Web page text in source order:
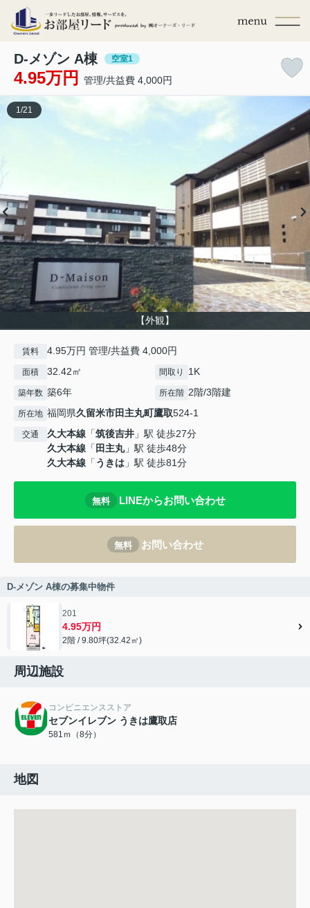
D-メゾン A棟 空室1
4.95万円 管理/共益費 4,000円
【外観】
1 /21
賃料 4.95万円 管理/共益費 4,000円
面積 32.42㎡ 間取り 1K
築年数 築6年 所在階 2階/3階建
所在地 福岡県久留米市田主丸町鷹取524-1
交通 久大本線 「筑後吉井 」駅 徒歩27分
久大本線 「 田主丸」駅 徒歩48分
久大本線 「 うきは 」駅 徒歩81分
無料 LINEからお問い合わせ
無料 お問い合わせ
D-メゾン A棟の募集中物件
201
4.95万円
2階 / 9.80坪(32.42㎡)
周辺施設
コンビニエンスストア
セブンイレブン うきは鷹取店
581ｍ（8分）
地図